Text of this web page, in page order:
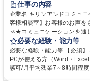
仕事の内容
企業名 キリンアンドコミュニケーション
客様相談室】お客様のお声をもと
≪★コミュニケーションを通
お客様のお声をより良い商品
様相談室でのお仕事です。 日々お客様からいただくキリングループへのご
意見を、企業活動に活かして
って対応、情報提供するとと
必要な経験・能力等
必要な経験・能力等 【必須
PCが使える方（Word・
談可/月平均残業7～8時間程度 【入社後の研修】着任から1か月は電話対応